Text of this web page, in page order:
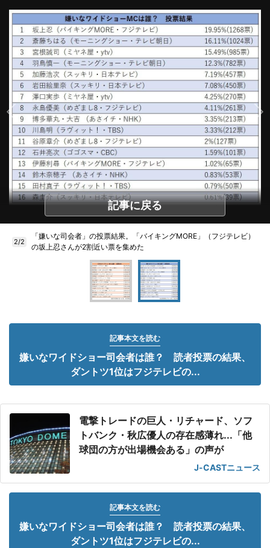
記事に戻る
2/2
「嫌いな司会者」の投票結果。「バイキングMORE」（フジテレビ）
の坂上忍さんが2割近い票を集めた
記事本文を読む
嫌いなワイドショー司会者は誰？ 読者投票の結果、
ダントツ1位はフジテレビの...
電撃トレードの巨人・リチャード、ソフ
トバンク・秋広優人の存在感薄れ...「他
球団の方が出場機会ある」の声が
J-CASTニュース
記事本文を読む
嫌いなワイドショー司会者は誰？ 読者投票の結果、
ダントツ1位はフジテレビの...